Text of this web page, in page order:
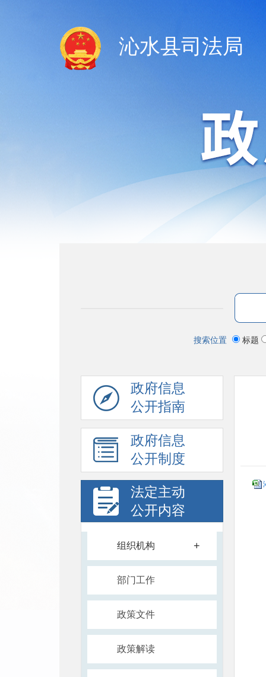
沁水县司法局
搜索位置 标题
政府信息
公开指南
政府信息
公开制度
法定主动
公开内容
组织机构 +
部门工作
政策文件
政策解读